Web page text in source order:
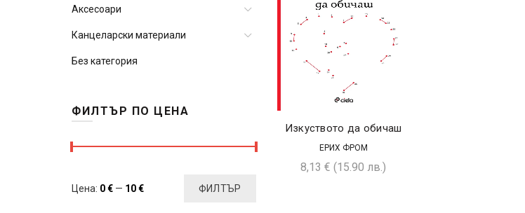
Изкуството да обичаш
ЕРИХ ФРОМ
8,13€ (15.90 лв.)
Аксесоари
Канцеларски материали
Без категория
ФИЛТЪР ПО ЦЕНА
Минимална
Максимална ФИЛТЪР
Цена: 0 € — 10 €